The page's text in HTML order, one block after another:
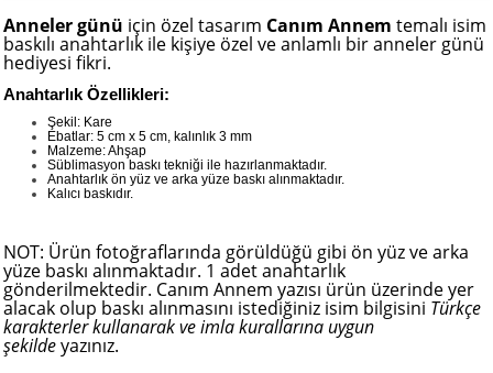
Anneler günü için özel tasarım Canım Annem temalı isim
baskılı anahtarlık ile kişiye özel ve anlamlı bir anneler günü
hediyesi fikri.
Anahtarlık Özellikleri:
Şekil: Kare
Ebatlar: 5 cm x 5 cm, kalınlık 3 mm
Malzeme: Ahşap
Süblimasyon baskı tekniği ile hazırlanmaktadır.
Anahtarlık ön yüz ve arka yüze baskı alınmaktadır.
Kalıcı baskıdır.
NOT: Ürün fotoğraflarında görüldüğü gibi ön yüz ve arka
yüze baskı alınmaktadır. 1 adet anahtarlık
gönderilmektedir. Canım Annem yazısı ürün üzerinde yer
alacak olup baskı alınmasını istediğiniz isim bilgisini Türkçe
karakterler kullanarak ve imla kurallarına uygun
şekildeyazınız.